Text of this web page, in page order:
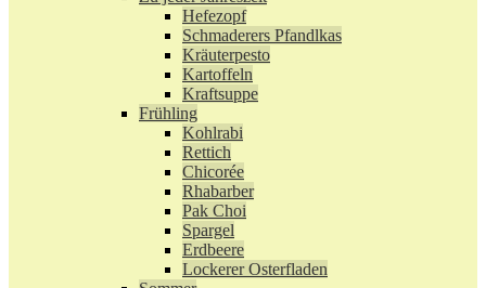
Hefezopf
Schmaderers Pfandlkas
Kräuterpesto
Kartoffeln
Kraftsuppe
Frühling
Kohlrabi
Rettich
Chicorée
Rhabarber
Pak Choi
Spargel
Erdbeere
Lockerer Osterfladen